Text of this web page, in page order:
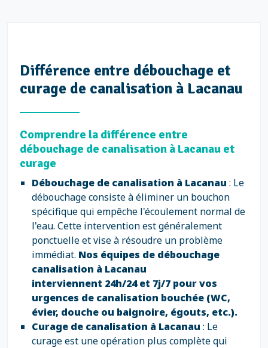
Différence entre débouchage et
curage de canalisation à Lacanau
Comprendre la différence entre
débouchage de canalisation à Lacanau et
curage
Débouchage de canalisation à Lacanau : Le
débouchage consiste à éliminer un bouchon
spécifique qui empêche l'écoulement normal de
l'eau. Cette intervention est généralement
ponctuelle et vise à résoudre un problème
immédiat. Nos équipes de débouchage
canalisation à Lacanau
interviennent 24h/24 et 7j/7 pour vos
urgences de canalisation bouchée (WC,
évier, douche ou baignoire, égouts, etc.).
Curage de canalisation à Lacanau : Le
curage est une opération plus complète qui